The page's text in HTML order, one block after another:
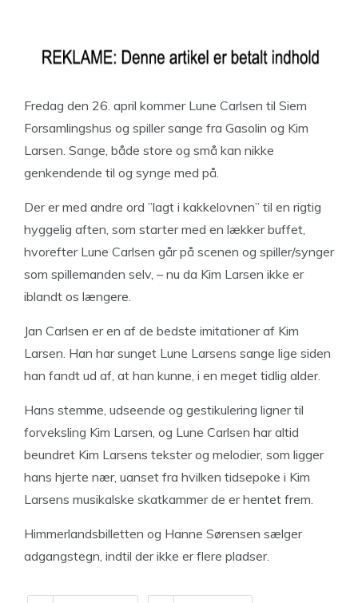
Fredag den 26. april kommer Lune Carlsen til Siem
Forsamlingshus og spiller sange fra Gasolin og Kim
Larsen. Sange, både store og små kan nikke
genkendende til og synge med på.
Der er med andre ord ”lagt i kakkelovnen” til en rigtig
hyggelig aften, som starter med en lækker buffet,
hvorefter Lune Carlsen går på scenen og spiller/synger
som spillemanden selv, – nu da Kim Larsen ikke er
iblandt os længere.
Jan Carlsen er en af de bedste imitationer af Kim
Larsen. Han har sunget Lune Larsens sange lige siden
han fandt ud af, at han kunne, i en meget tidlig alder.
Hans stemme, udseende og gestikulering ligner til
forveksling Kim Larsen, og Lune Carlsen har altid
beundret Kim Larsens tekster og melodier, som ligger
hans hjerte nær, uanset fra hvilken tidsepoke i Kim
Larsens musikalske skatkammer de er hentet frem.
Himmerlandsbilletten og Hanne Sørensen sælger
adgangstegn, indtil der ikke er flere pladser.